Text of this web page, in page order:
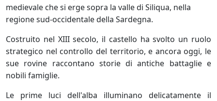
medievale che si erge sopra la valle di Siliqua, nella
regione sud-occidentale della Sardegna.
Costruito nel XIII secolo, il castello ha svolto un ruolo
strategico nel controllo del territorio, e ancora oggi, le
sue rovine raccontano storie di antiche battaglie e
nobili famiglie.
Le prime luci dell'alba illuminano delicatamente il